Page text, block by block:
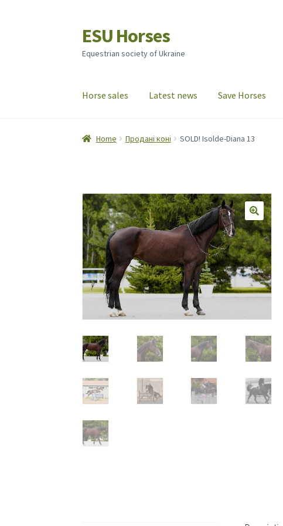
Skip
to
navigation
Skip
to
content
ESU Horses
Equestrian society of Ukraine
Horse sales Latest news Save Horses
Home Продані коні SOLD! Isolde-Diana 13